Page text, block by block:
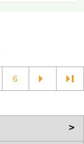
6